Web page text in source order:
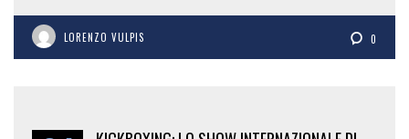
LORENZO VULPIS 0